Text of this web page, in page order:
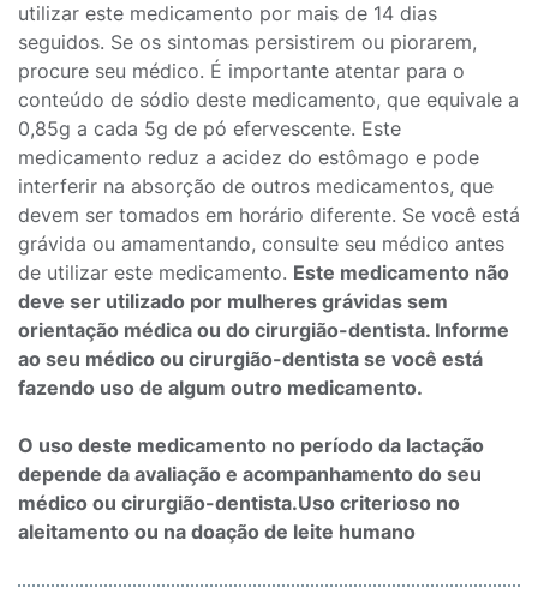
utilizar este medicamento por mais de 14 dias
seguidos. Se os sintomas persistirem ou piorarem,
procure seu médico. É importante atentar para o
conteúdo de sódio deste medicamento, que equivale a
0,85g a cada 5g de pó efervescente. Este
medicamento reduz a acidez do estômago e pode
interferir na absorção de outros medicamentos, que
devem ser tomados em horário diferente. Se você está
grávida ou amamentando, consulte seu médico antes
de utilizar este medicamento. Este medicamento não
deve ser utilizado por mulheres grávidas sem
orientação médica ou do cirurgião-dentista. Informe
ao seu médico ou cirurgião-dentista se você está
fazendo uso de algum outro medicamento.
O uso deste medicamento no período da lactação
depende da avaliação e acompanhamento do seu
médico ou cirurgião-dentista.Uso criterioso no
aleitamento ou na doação de leite humano